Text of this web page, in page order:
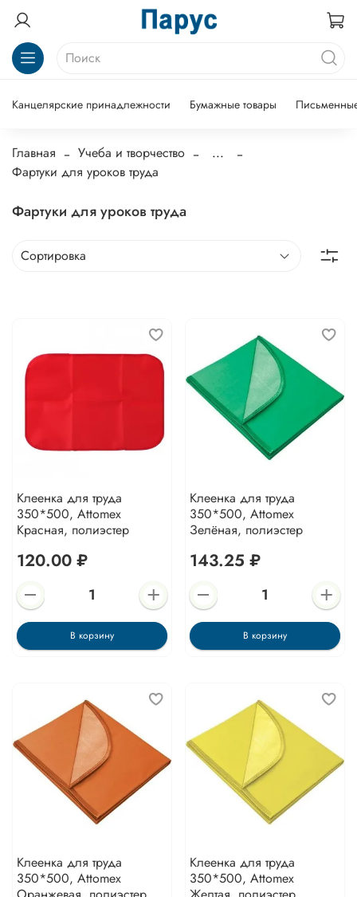
Канцелярские принадлежности Бумажные товары
Главная Учеба и творчество
...
Фартуки для уроков труда
Фартуки для уроков труда
Клеенка для труда
350*500, Attomex
Красная, полиэстер
120.00 ₽
В корзину
Клеенка для труда
350*500, Attomex
Зелёная, полиэстер
143.25 ₽
В корзину
Клеенка для труда
350*500, Attomex
Клеенка для труда
350*500, Attomex